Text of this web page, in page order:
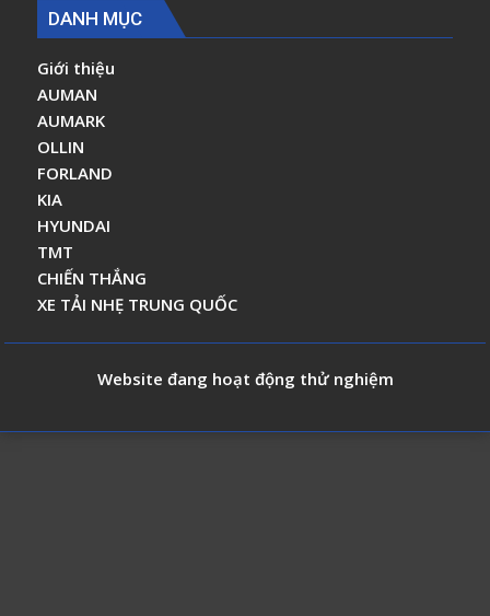
DANH MỤC
Giới thiệu
AUMAN
AUMARK
OLLIN
FORLAND
KIA
HYUNDAI
TMT
CHIẾN THẮNG
XE TẢI NHẸ TRUNG QUỐC
Website đang hoạt động thử nghiệm